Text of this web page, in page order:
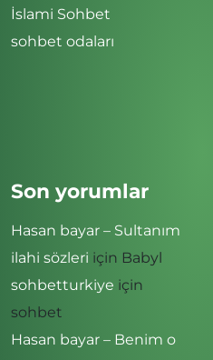
İslami Sohbet
sohbet odaları
Son yorumlar
Hasan bayar – Sultanım
ilahi sözleri için Babyl
sohbetturkiye için
sohbet
Hasan bayar – Benim o